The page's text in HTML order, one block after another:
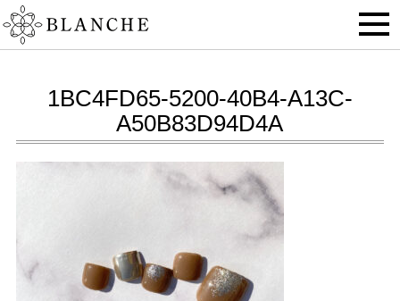
1BC4FD65-5200-40B4-A13C-
A50B83D94D4A